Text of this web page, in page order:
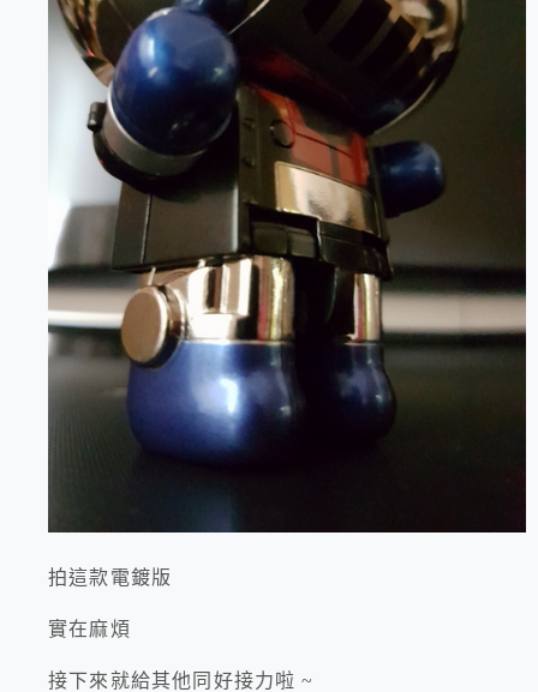
拍這款電鍍版
實在麻煩
接下來就給其他同好接力啦 ~